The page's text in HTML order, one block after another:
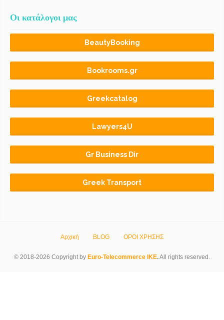
Οι κατάλογοι μας
BeautyBooking
Bookrooms.gr
Greekcatalog
Lawyers4U
Gr Business Dir
Greek Transport
Αρχική BLOG ΟΡΟΙ ΧΡΗΣΗΣ
© 2018-2026 Copyright by Euro-Telecommerce IKE.All rights reserved.